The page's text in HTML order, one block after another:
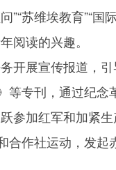
苏维埃教育”“国
阅读的兴趣。
开展宣传报道，
等专刊，通过纪
参加红军和加紧
合作社运动，发